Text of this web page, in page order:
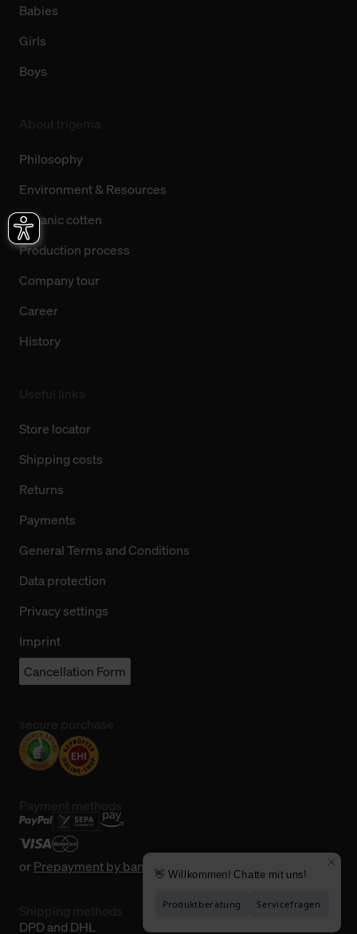
Babies
Girls
Boys
Philosophy
Environment & Resources
Organic cotten
Production process
Company tour
Career
History
Store locator
Shipping costs
Returns
Payments
General Terms and Conditions
Data protection
Privacy settings
Imprint
Cancellation Form
orPrepayment by bank transfer
DPD and DHL